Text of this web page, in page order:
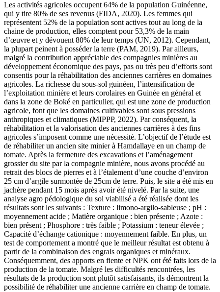
Les activités agricoles occupent 64% de la population Guinéenne,
qui y tire 80% de ses revenus (FIDA, 2020). Les femmes qui
représentent 52% de la population sont actives tout au long de la
chaine de production, elles comptent pour 53,3% de la main
d’œuvre et y dévouent 80% de leur temps (UN, 2012). Cependant,
la plupart peinent à posséder la terre (PAM, 2019). Par ailleurs,
malgré la contribution appréciable des compagnies minières au
développement économique des pays, pas ou très peu d’efforts sont
consentis pour la réhabilitation des anciennes carrières en domaines
agricoles. La richesse du sous-sol guinéen, l’intensification de
l’exploitation minière et leurs corolaires en Guinée en général et
dans la zone de Boké en particulier, qui est une zone de production
agricole, font que les domaines cultivables sont sous pressions
anthropiques et climatiques (MIPPP, 2022). Par conséquent, la
réhabilitation et la valorisation des anciennes carrières à des fins
agricoles s’imposent comme une nécessité. L’objectif de l’étude est
de réhabiliter un ancien site minier à Hamdallaye en un champ de
tomate. Après la fermeture des excavations et l’aménagement
grossier du site par la compagnie minière, nous avons procédé au
retrait des blocs de pierres et à l’étalement d’une couche d’environ
25 cm d’argile surmontée de 25cm de terre. Puis, le site a été mis en
jachère pendant 15 mois après avoir été nivelé. Par la suite, une
analyse agro pédologique du sol viabilisé a été réalisée dont les
résultats sont les suivants : Texture : limono-argilo-sableuse ; pH :
moyennement acide ; Matière organique : bien présente ; Azote :
bien présent ; Phosphore : très faible ; Potassium : teneur élevée ;
Capacité d’échange cationique : moyennement faible. En plus, un
test de comportement a montré que le meilleur résultat est obtenu à
partir de la combinaison des engrais organiques et minéraux.
Conséquemment, des apports en fiente et NPK ont été faits lors de la
production de la tomate. Malgré les difficultés rencontrées, les
résultats de la production sont plutôt satisfaisants, ils démontrent la
possibilité de réhabiliter une ancienne carrière en champ de tomate.